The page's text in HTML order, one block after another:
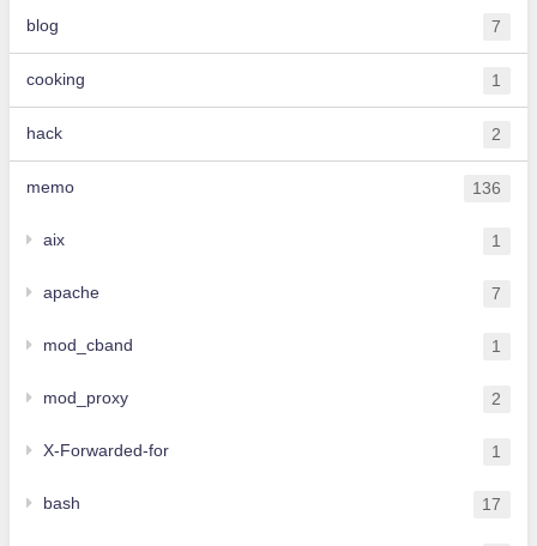
blog 7
cooking 1
hack 2
memo 136
aix 1
apache 7
mod_cband 1
mod_proxy 2
X-Forwarded-for 1
bash 17